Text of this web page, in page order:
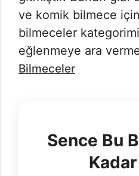
ve komik bilmece
bilmeceler
eğlenmeye ara
Bilmeceler
Sence Bu